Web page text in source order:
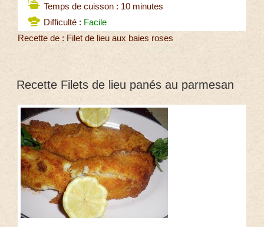
Temps de cuisson : 10 minutes
Difficulté : Facile
Recette de : Filet de lieu aux baies roses
Recette Filets de lieu panés au parmesan